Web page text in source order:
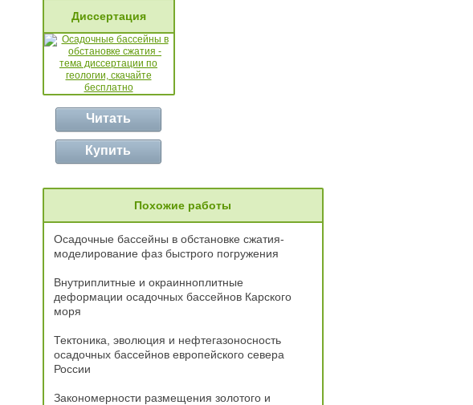
Диссертация
Читать
Купить
Похожие работы
Осадочные бассейны в обстановке сжатия-
моделирование фаз быстрого погружения
Внутриплитные и окраинноплитные
деформации осадочных бассейнов Карского
моря
Тектоника, эволюция и нефтегазоносность
осадочных бассейнов европейского севера
России
Закономерности размещения золотого и